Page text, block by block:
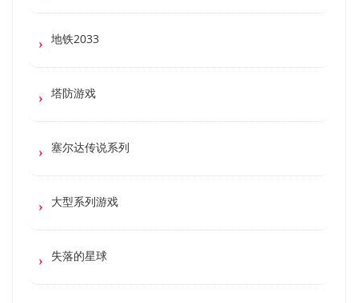
地铁2033
塔防游戏
塞尔达传说系列
大型系列游戏
失落的星球